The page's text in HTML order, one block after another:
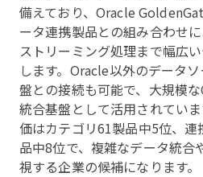
備えており、Oracle
ータ連携製品との組み合わせ
ストリーミング処理まで幅広
します。Oracle以外のデータ
盤との接続も可能で、大規模
統合基盤として活用されてい
価はカテゴリ61製品中5位、
品中8位で、複雑なデータ統合
視する企業の候補になります。